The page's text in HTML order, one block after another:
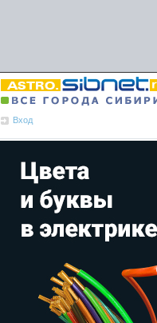
Вход